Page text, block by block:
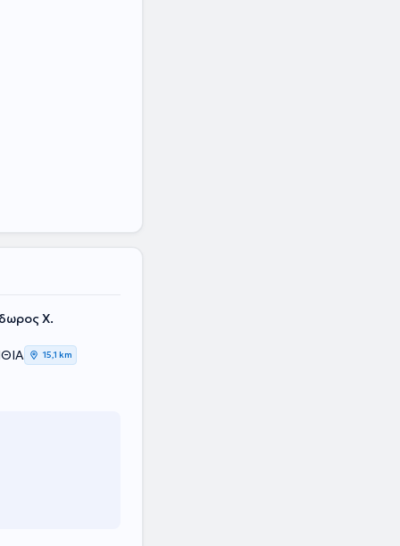
Χ.
15,1 km